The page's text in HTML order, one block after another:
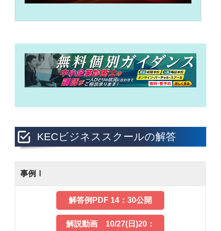
KECビジネススクールの解答
事例Ⅰ
解答例PDF 14：30公開
解説動画 10/27(日)20：